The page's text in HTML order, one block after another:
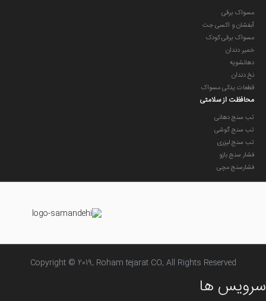
مسواک برقی
آبفشان و اکسی جت
مسواک برقی کودک
خمیر دندان
دهانشویه
نخ دندان
قطعات یدکی مسواک
محافظت از سلامتی
تب سنج دهانی
تب سنج گوشی
تب سنج لیزری
فشار سنج بازو
فشارسنج مچی
Copyright © 2019, Roham tejarat CO, All Rights Reserved
سرویس ها